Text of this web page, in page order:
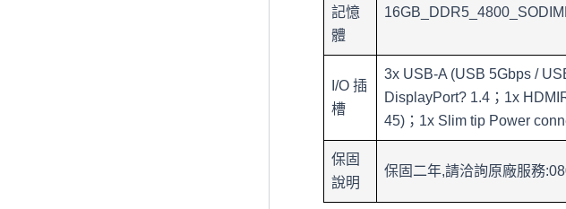
記憶
體
I/O 插
槽
3x USB-A (USB 5Gbps /
DisplayPort? 1.4；1x
45)；1x Slim tip Power
保固
說明
保固二年,請洽詢原廠服務